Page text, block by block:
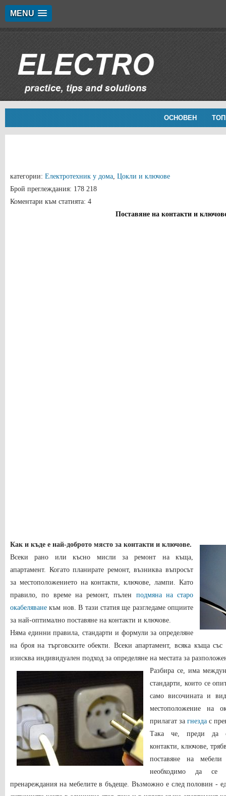
MENU
ОСНОВЕН
категории: Електротехник у дома, Цокли и ключове
Брой преглеждания: 178 218
Коментари към статията: 4
Поставяне на контакти и
Как и къде е най-доброто място за контакти и ключове.
Всеки рано или късно мисли за ремонт на къща,
апартамент. Когато планирате ремонт, възниква въпросът
за местоположението на контакти, ключове, лампи. Като
правило, по време на ремонт, пълен подмяна на старо
окабеляване към нов. В тази статия ще разгледаме опциите
за най-оптимално поставяне на контакти и ключове.
Няма единни правила, стандарти и формули за определяне
на броя на търговските обекти. Всеки апартамент, всяка къща
изисква индивидуален подход за определяне на местата за
Разбира се, има
стандарти, които се
само височината и
местоположение на
прилагат за гнезда с
Така че, преди да
контакти, ключове,
поставяне на
необходимо да се
пренареждания на мебелите в бъдеще. Възможно е след половин -